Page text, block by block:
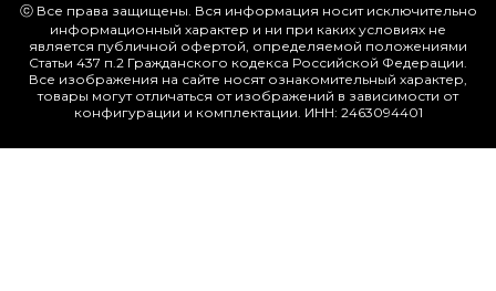
ⓒ Все права защищены. Вся информация носит исключительно
информационный характер и ни при каких условиях не
является публичной офертой, определяемой положениями
Статьи 437 п.2 Гражданского кодекса Российской Федерации.
Все изображения на сайте носят ознакомительный характер,
товары могут отличаться от изображений в зависимости от
конфигурации и комплектации. ИНН: 2463094401